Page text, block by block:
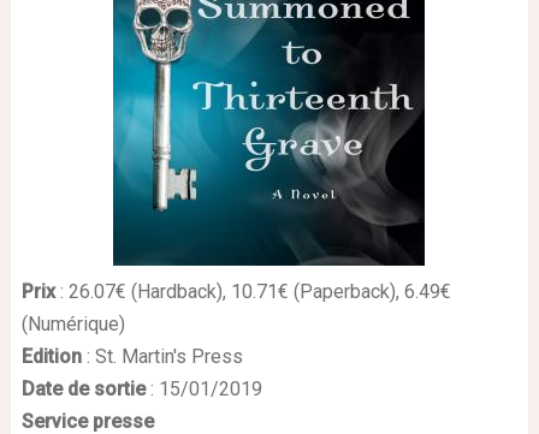
Prix: 26.07€ (Hardback), 10.71€ (Paperback), 6.49€
(Numérique)
Edition: St. Martin's Press
Date de sortie: 15/01/2019
Service presse